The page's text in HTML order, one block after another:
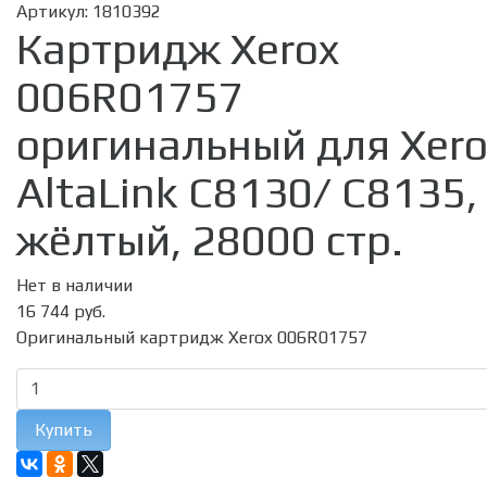
Артикул: 1810392
Картридж Xerox
006R01757
оригинальный для
AltaLink C8130/ C8135,
жёлтый, 28000 стр.
Нет в наличии
16 744 руб.
Оригинальный картридж Xerox 006R01757
Купить